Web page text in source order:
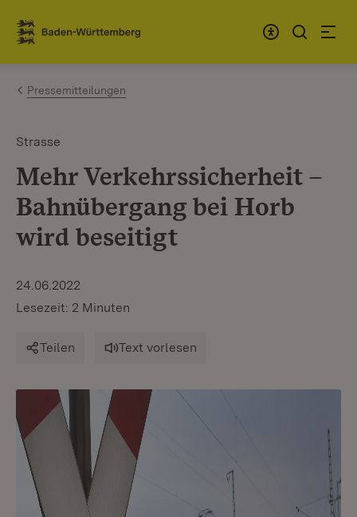
Zum Inhalt springen
Link zur Startseite
Pressemitteilungen
Strasse
Mehr Verkehrssicherheit –
Bahnübergang bei Horb
wird beseitigt
24.06.2022
Lesezeit: 2 Minuten
Teilen Text vorlesen